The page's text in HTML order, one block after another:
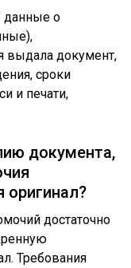
данные о
выдала документ,
сроки
и печати,
документа,
оригинал?
достаточно
Требования